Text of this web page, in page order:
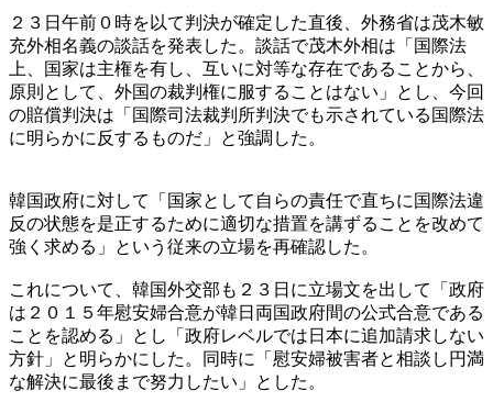
２３日午前０時を以て判決が確定した直後、外務省は茂木敏
充外相名義の談話を発表した。談話で茂木外相は「国際法
上、国家は主権を有し、互いに対等な存在であることから、
原則として、外国の裁判権に服することはない」とし、今回
の賠償判決は「国際司法裁判所判決でも示されている国際法
に明らかに反するものだ」と強調した。
韓国政府に対して「国家として自らの責任で直ちに国際法違
反の状態を是正するために適切な措置を講ずることを改めて
強く求める」という従来の立場を再確認した。
これについて、韓国外交部も２３日に立場文を出して「政府
は２０１５年慰安婦合意が韓日両国政府間の公式合意である
ことを認める」とし「政府レベルでは日本に追加請求しない
方針」と明らかにした。同時に「慰安婦被害者と相談し円満
な解決に最後まで努力したい」とした。